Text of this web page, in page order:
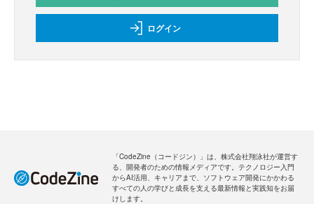
ログイン
「CodeZine（コードジン）」は、株式会社翔泳社が運営す
る、開発者のための情報メディアです。テクノロジー入門
からAI活用、キャリアまで、ソフトウェア開発にかかわる
すべての人の学びと成長を支える最新情報と実践知をお届
けします。